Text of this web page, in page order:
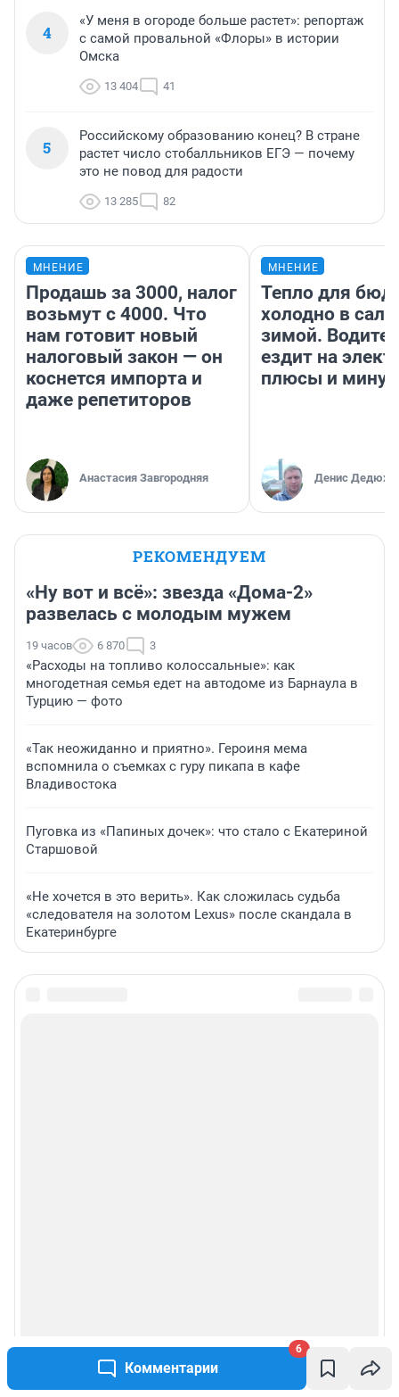
Комментарии
6
4
«У меня в огороде больше растет»: репортаж
с самой провальной «Флоры» в истории
Омска
13 404 41
5
Российскому образованию конец? В стране
растет число стобалльников ЕГЭ — почему
это не повод для радости
13 285 82
МНЕНИЕ
Продашь за 3000, налог
возьмут с 4000. Что
нам готовит новый
налоговый закон — он
коснется импорта и
даже репетиторов
Анастасия Завгородняя
МНЕНИЕ
Тепло для
холодно в
зимой.
ездит на
плюсы и
Денис
РЕКОМЕНДУЕМ
«Ну вот и всё»: звезда «Дома-2»
развелась с молодым мужем
19 часов 6 870 3
«Расходы на топливо колоссальные»: как
многодетная семья едет на автодоме из Барнаула в
Турцию — фото
«Так неожиданно и приятно». Героиня мема
вспомнила о съемках с гуру пикапа в кафе
Владивостока
Пуговка из «Папиных дочек»: что стало с Екатериной
Старшовой
«Не хочется в это верить». Как сложилась судьба
«следователя на золотом Lexus» после скандала в
Екатеринбурге